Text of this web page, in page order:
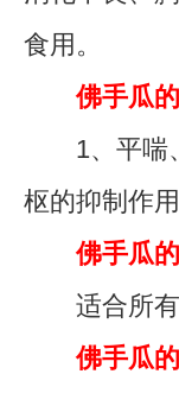
食用。
佛手瓜
1、平喘、
枢的抑制作
佛手瓜
适合所有
佛手瓜